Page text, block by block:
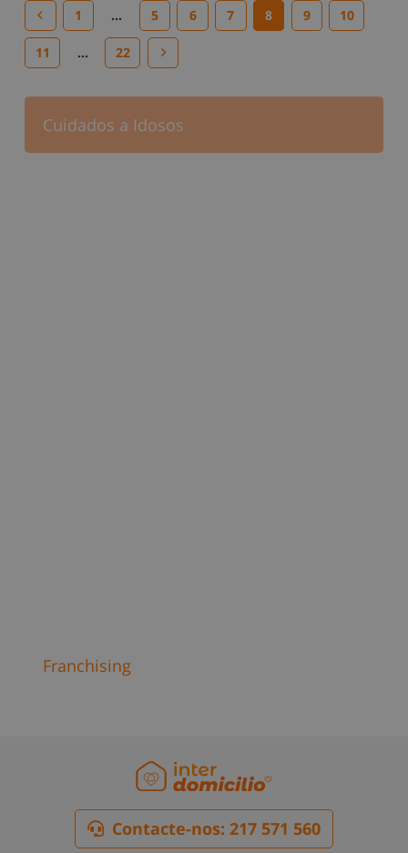
1 … 5 6 7 8 9 10
11 … 22
Cuidados a Idosos
Franchising
Contacte-nos: 217 571 560